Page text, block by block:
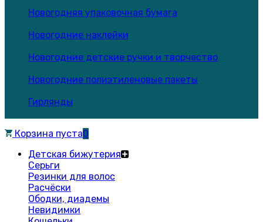
Новогодняя упаковочная бумага
Новогодние наклейки
Новогодние детские ручки и творчество
Новогодние полиэтиленовые пакеты
Гирлянды
Корзина пуста0
Детская бижутерия
Серьги
Резинки для волос
Расчёски
Ободки, диадемы
Невидимки